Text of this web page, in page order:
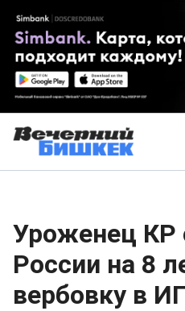
Уроженец КР
России на 8
вербовку в